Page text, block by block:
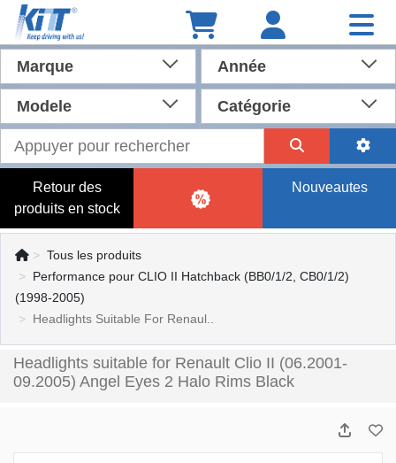
Marque Année
Modele Catégorie
Retour des
produits en stock
Nouveautes
Tous les produits
Performance pour CLIO II Hatchback (BB0/1/2, CB0/1/2)
(1998-2005)
Headlights Suitable For Renaul..
Headlights suitable for Renault Clio II (06.2001-
09.2005) Angel Eyes 2 Halo Rims Black